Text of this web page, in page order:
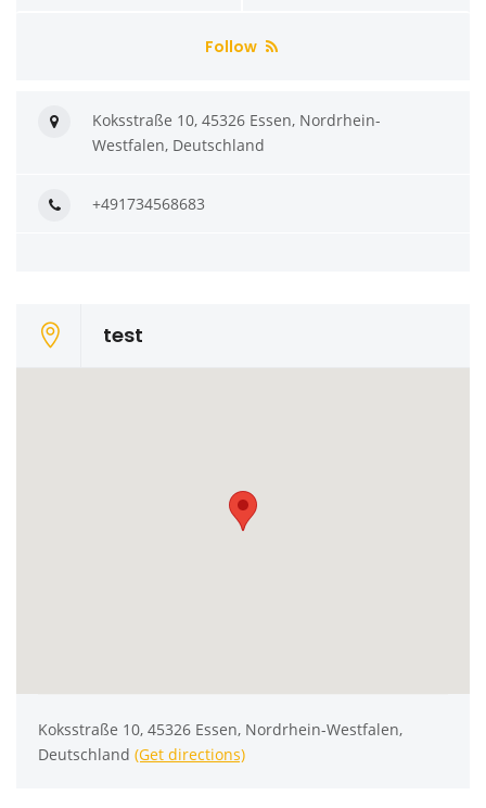
Follow
Koksstraße 10, 45326 Essen, Nordrhein-
Westfalen, Deutschland
+491734568683
test
Koksstraße 10, 45326 Essen, Nordrhein-Westfalen,
Deutschland (Get directions)